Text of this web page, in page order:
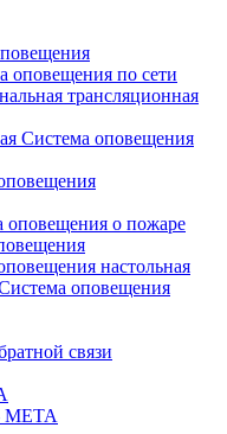
оповещения по сети
трансляционная
Система оповещения
оповещения о пожаре
настольная
оповещения
связи
МЕТА